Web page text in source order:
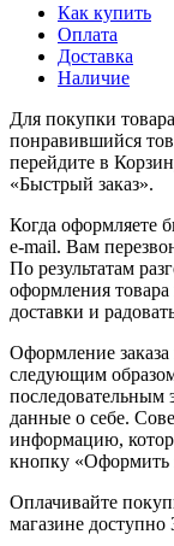
Как купить
Оплата
Доставка
Наличие
Для покупки
понравившийся
перейдите в
«Быстрый заказ».
Когда оформляете
e-mail. Вам
По результатам
оформления товара
доставки и
Оформление
следующим
последовательным
данные о себе.
информацию,
кнопку «Оформить
Оплачивайте
магазине доступно